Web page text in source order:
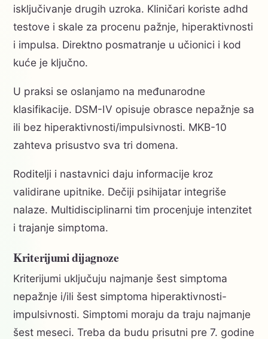
isključivanje drugih uzroka. Kliničari koriste adhd
testove i skale za procenu pažnje, hiperaktivnosti
i impulsa. Direktno posmatranje u učionici i kod
kuće je ključno.
U praksi se oslanjamo na međunarodne
klasifikacije. DSM-IV opisuje obrasce nepažnje sa
ili bez hiperaktivnosti/impulsivnosti. MKB-10
zahteva prisustvo sva tri domena.
Roditelji i nastavnici daju informacije kroz
validirane upitnike. Dečiji psihijatar integriše
nalaze. Multidisciplinarni tim procenjuje intenzitet
i trajanje simptoma.
Kriterijumi dijagnoze
Kriterijumi uključuju najmanje šest simptoma
nepažnje i/ili šest simptoma hiperaktivnosti-
impulsivnosti. Simptomi moraju da traju najmanje
šest meseci. Treba da budu prisutni pre 7. godine